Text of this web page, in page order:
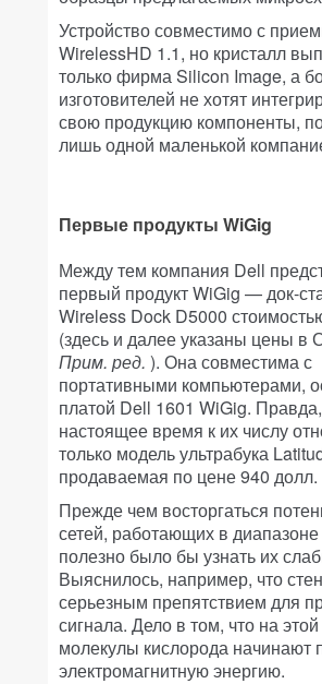
Устройство совместимо с
WirelessHD 1.1, но кристалл
только фирма Silicon Image, а
изготовителей не хотят
свою продукцию компоненты,
лишь одной маленькой
Первые продукты WiGig
Между тем компания Dell
первый продукт WiGig — док-
Wireless Dock D5000
(здесь и далее указаны цены
Прим. ред. ). Она совместима с
портативными компьютерами,
платой Dell 1601 WiGig.
настоящее время к их числу
только модель ультрабука
продаваемая по цене 940 долл.
Прежде чем восторгаться
сетей, работающих в
полезно было бы узнать их
Выяснилось, например, что
серьезным препятствием для
сигнала. Дело в том, что на этой
молекулы кислорода начинают
электромагнитную энергию.